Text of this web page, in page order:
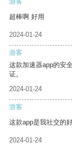
超棒啊 好用
2024-01-24
游客
这款加速器app的安
证。
2024-01-24
游客
这款app是我社交的
2024-01-24